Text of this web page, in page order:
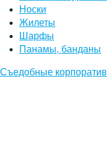
Носки
Жилеты
Шарфы
Панамы, банданы
Съедобные